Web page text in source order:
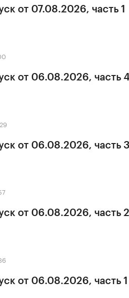
от 07.08.2026, часть 1
от 06.08.2026, часть
от 06.08.2026, часть
от 06.08.2026, часть 2
от 06.08.2026, часть 1